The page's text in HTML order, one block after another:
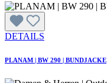
DETAILS
PLANAM | BW 290 | BUNDJACKE